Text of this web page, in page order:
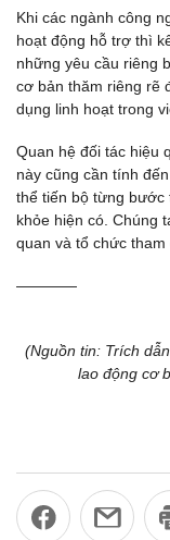
Khi các ngành công
hoạt động hỗ trợ thì
những yêu cầu riêng
cơ bản thăm riêng rẽ
dụng linh hoạt trong
Quan hệ đối tác hiệu
này cũng cần tính
thể tiến bộ từng bước
khỏe hiện có. Chúng
quan và tổ chức tham
————
(Nguồn tin: Trích
lao động cơ